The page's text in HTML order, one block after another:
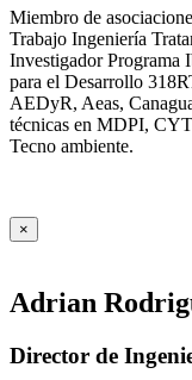
Miembro de
Trabajo Ingeniería
Investigador Programa
para el Desarrollo
AEDyR, Aeas,
técnicas en MDPI,
Tecno ambiente.
×
Adrian
Director de